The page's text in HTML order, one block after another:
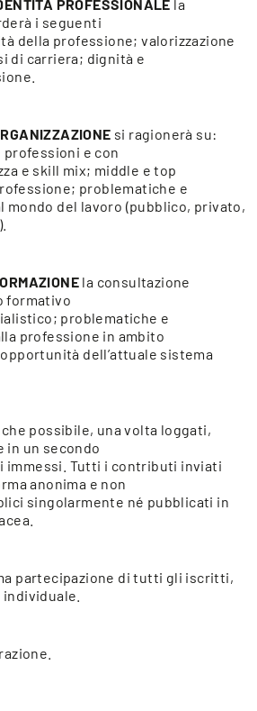
PROFESSIONALE la
i seguenti
della professione; valorizzazione
di carriera; dignità e
si ragionerà su:
e con
e skill mix; middle e top
problematiche e
mondo del lavoro (pubblico, privato,
la consultazione
formativo
problematiche e
professione in ambito
dell’attuale sistema
possibile, una volta loggati,
in un secondo
immessi. Tutti i contributi inviati
anonima e non
singolarmente né pubblicati in
partecipazione di tutti gli iscritti,